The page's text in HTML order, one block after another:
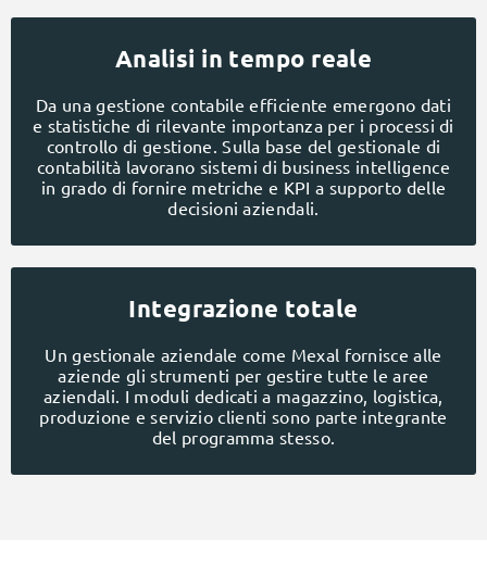
Analisi in tempo reale
Da una gestione contabile efficiente emergono dati
e statistiche di rilevante importanza per i processi di
controllo di gestione. Sulla base del gestionale di
contabilità lavorano sistemi di business intelligence
in grado di fornire metriche e KPI a supporto delle
decisioni aziendali.
Integrazione totale
Un gestionale aziendale come Mexal fornisce alle
aziende gli strumenti per gestire tutte le aree
aziendali. I moduli dedicati a magazzino, logistica,
produzione e servizio clienti sono parte integrante
del programma stesso.